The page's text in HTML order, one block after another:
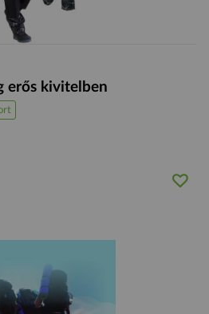
erős kivitelben